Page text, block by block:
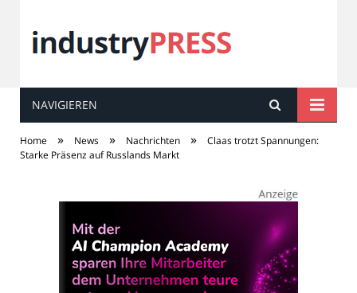
industryPRESS
NAVIGIEREN
Home » News » Nachrichten »
Claas trotzt Spannungen:
Starke Präsenz auf Russlands Markt